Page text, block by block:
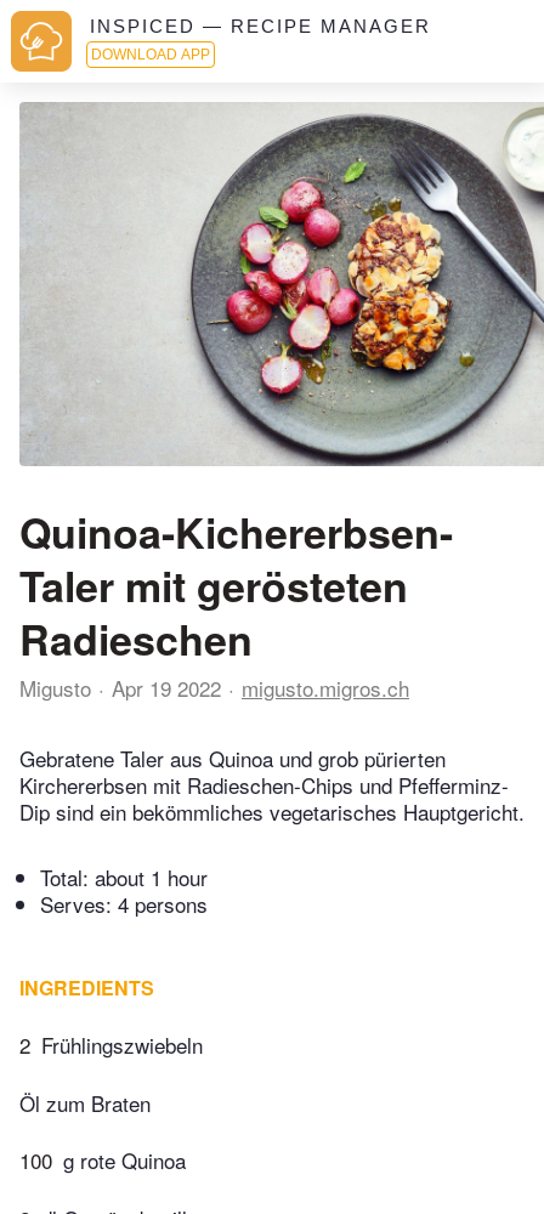
INSPICED — RECIPE MANAGER
DOWNLOAD APP
Quinoa-Kichererbsen-
Taler mit gerösteten
Radieschen
Migusto Apr 19 2022 migusto.migros.ch
Gebratene Taler aus Quinoa und grob pürierten
Kirchererbsen mit Radieschen-Chips und Pfefferminz-
Dip sind ein bekömmliches vegetarisches Hauptgericht.
Total: about 1 hour
Serves: 4 persons
INGREDIENTS
2 Frühlingszwiebeln
Öl zum Braten
100 g rote Quinoa